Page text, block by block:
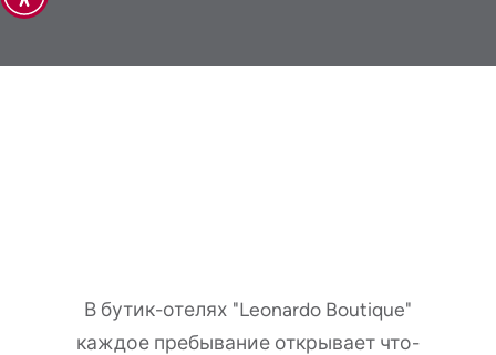
В бутик-отелях "Leonardo Boutique"
каждое пребывание открывает что-